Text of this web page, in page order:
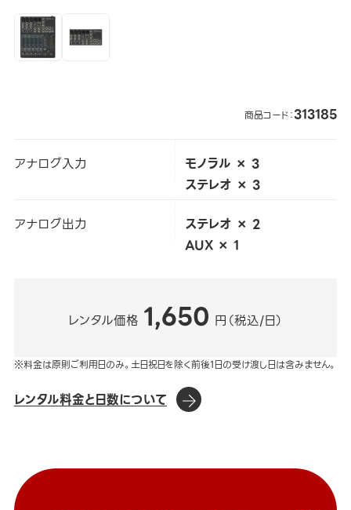
商品コード：313185
アナログ入力
モノラル × 3
ステレオ × 3
アナログ出力
ステレオ × 2
AUX × 1
レンタル価格 1,650 円（税込/日）
※料金は原則ご利用日のみ。土日祝日を除く前後1日の受け渡し日は含みません。
レンタル料金と日数について